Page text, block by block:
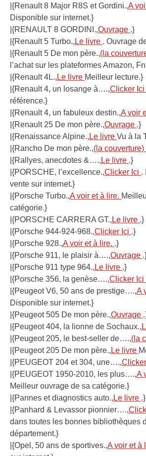
|{Renault 8 Major R8S et Gordini.,A
Disponible sur internet.}
|{RENAULT 8 GORDINI.,Ouvrage .}
|{Renault 5 Turbo., Le livre . Ouvrage
|{Renault 5 De mon père.,(la
l’achat sur les plateformes Amazon,
|{Renault 4L., Le livre Meilleur lecture.}
|{Renault 4, un losange à….,Clicker Ici
référence.}
|{Renault 4, un fabuleux destin.,A voir
|{Renault 25 De mon père.,Ouvrage .}
|{Renaissance Alpine., Le livre Vu à la
|{Rancho De mon père.,(la couverture)
|{Rallyes, anecdotes &…., Le livre .}
|{PORSCHE, l’excellence.,Clicker Ici .
vente sur internet.}
|{Porsche Turbo.,A voir et à lire.
catégorie.}
|{PORSCHE CARRERA GT., Le livre .}
|{Porsche 944-924-968.,Clicker Ici .}
|{Porsche 928.,A voir et à lire. .}
|{Porsche 911, le plaisir à….,Ouvrage
|{Porsche 911 type 964., Le livre .}
|{Porsche 356, la genèse….,Clicker Ici
|{Peugeot V6, 50 ans de prestige….,A
Disponible sur internet.}
|{Peugeot 505 De mon père.,Ouvrage
|{Peugeot 404, la lionne de Sochaux.,
|{Peugeot 205, le best-seller de….,(la
|{Peugeot 205 De mon père., Le livre
|{PEUGEOT 204 et 304, une….,
|{PEUGEOT 1950-2010, les plus….,A
Meilleur ouvrage de sa catégorie.}
|{Pannes et diagnostics auto., Le livre .}
|{Panhard & Levassor pionnier….,
dans toutes les bonnes bibliothèques
département.}
|{Opel, 50 ans de sportives.,A voir et à